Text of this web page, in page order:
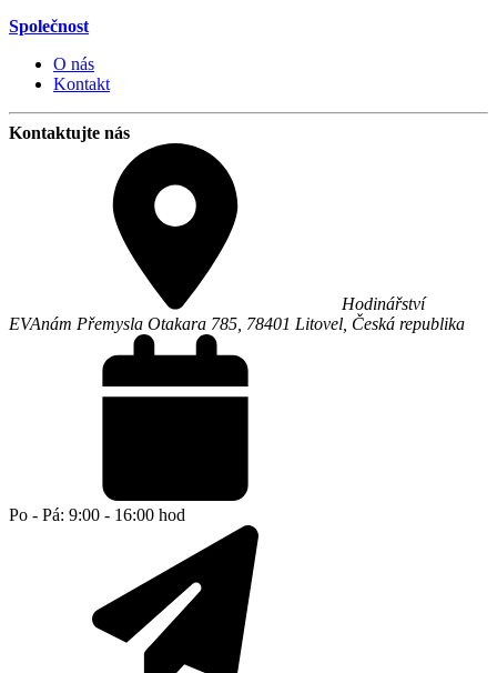
Společnost
O nás
Kontakt
Kontaktujte nás
Hodinářství
EVAnám Přemysla Otakara 785, 78401 Litovel Česká republika
Po - Pá: 9:00 - 16:00 hod